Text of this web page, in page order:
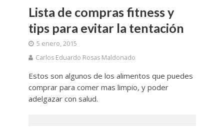
Lista de compras fitness y
tips para evitar la tentación
5 enero, 2015
Carlos Eduardo Rosas Maldonado
Estos son algunos de los alimentos que puedes
comprar para comer mas limpio, y poder
adelgazar con salud.